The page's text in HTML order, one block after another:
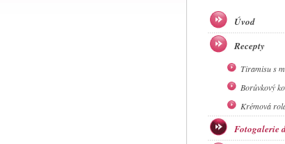
Úvod
Recepty
Tiramisu s
Borůvkový
Krémová
Fotogalerie